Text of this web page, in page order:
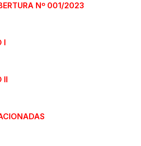
Nº 001/2023
I
II